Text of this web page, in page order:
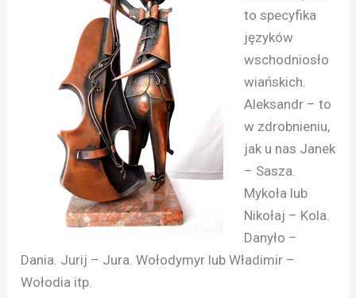
to specyfika
języków
wschodniosło
wiańskich.
Aleksandr – to
w zdrobnieniu,
jak u nas Janek
– Sasza.
Mykoła lub
Nikołaj – Kola.
Danyło –
Dania. Jurij – Jura. Wołodymyr lub Władimir –
Wołodia itp.